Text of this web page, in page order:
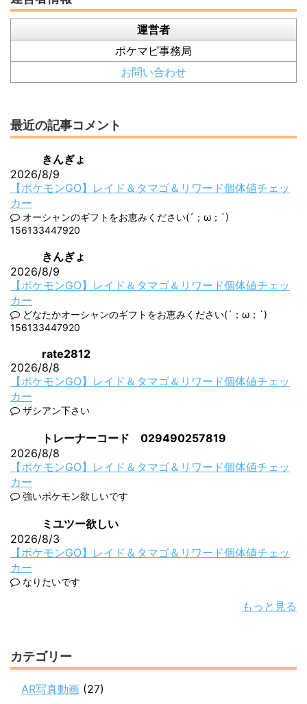
運営者
ポケマピ事務局
お問い合わせ
最近の記事コメント
きんぎょ
2026/8/9
【ポケモンGO】レイド＆タマゴ＆リワード個体値チェッ
カー
オーシャンのギフトをお恵みください(´；ω；`)
156133447920
きんぎょ
2026/8/9
【ポケモンGO】レイド＆タマゴ＆リワード個体値チェッ
カー
どなたかオーシャンのギフトをお恵みください(´；ω；`)
156133447920
rate2812
2026/8/8
【ポケモンGO】レイド＆タマゴ＆リワード個体値チェッ
カー
ザシアン下さい
トレーナーコード 029490257819
2026/8/8
【ポケモンGO】レイド＆タマゴ＆リワード個体値チェッ
カー
強いポケモン欲しいです
ミユツー欲しい
2026/8/3
【ポケモンGO】レイド＆タマゴ＆リワード個体値チェッ
カー
なりたいです
もっと見る
カテゴリー
AR写真動画 (27)